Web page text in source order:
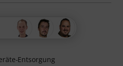
Entsorgung